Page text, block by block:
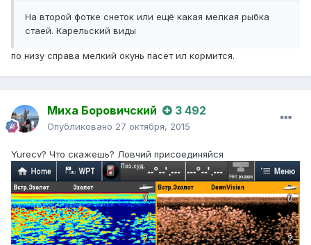
На второй фотке снеток или ещё какая мелкая рыбка
стаей. Карельский виды
по низу справа мелкий окунь пасет ил кормится.
Миха Боровичский 3 492
Опубликовано 27 октября, 2015
Yurecv? Что скажешь? Ловчий присоединяйся